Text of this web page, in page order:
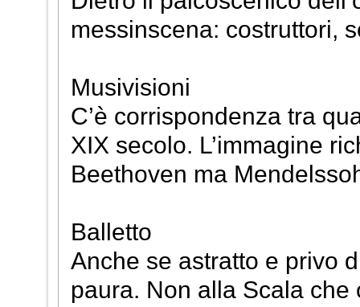
messinscena: costruttori,
Musivisioni
C’è corrispondenza tra
XIX secolo. L’immagine
Beethoven ma
Balletto
Anche se astratto e privo
paura. Non alla Scala che